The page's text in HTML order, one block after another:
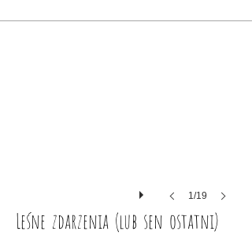
Leśne zdarzenia (lub sen ostatni)
1/19